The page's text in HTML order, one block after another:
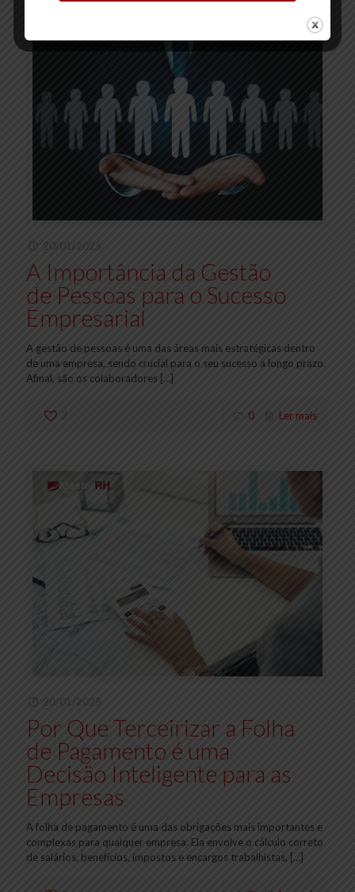
20/01/2025
A Importância da Gestão
de Pessoas para o Sucesso
Empresarial
A gestão de pessoas é uma das áreas mais estratégicas dentro
de uma empresa, sendo crucial para o seu sucesso a longo prazo.
Afinal, são os colaboradores […]
2 0 Ler mais
20/01/2025
Por Que Terceirizar a Folha
de Pagamento é uma
Decisão Inteligente para as
Empresas
A folha de pagamento é uma das obrigações mais importantes e
complexas para qualquer empresa. Ela envolve o cálculo correto
de salários, benefícios, impostos e encargos trabalhistas, […]